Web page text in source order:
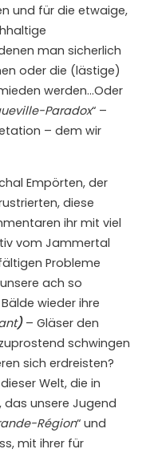
und für die etwaige,
man sicherlich
oder die (lästige)
werden…Oder
Paradox“ –
– dem wir
Empörten, der
diese
ihr mit viel
vom Jammertal
Probleme
ach so
wieder ihre
) – Gläser den
schwingen
sich erdreisten?
Welt, die in
das unsere Jugend
Région“ und
mit ihrer für